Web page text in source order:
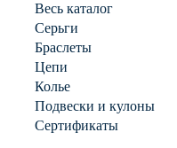
Весь каталог
Серьги
Браслеты
Цепи
Колье
Подвески и кулоны
Сертификаты